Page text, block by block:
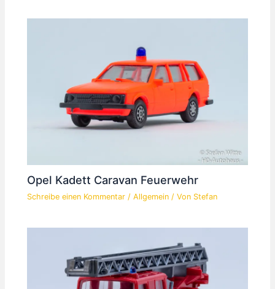
Opel Kadett Caravan Feuerwehr
Schreibe einen Kommentar /Allgemein / Von Stefan